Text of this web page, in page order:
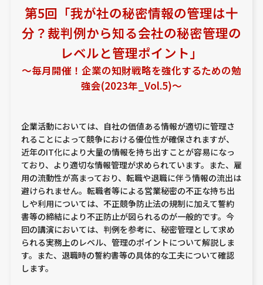
第5回「我が社の秘密情報の管理は十
分？裁判例から知る会社の秘密管理の
レベルと管理ポイント」
～毎月開催！企業の知財戦略を強化するための勉
強会(2023年_Vol.5)～
企業活動においては、自社の価値ある情報が適切に管理さ
れることによって競争における優位性が確保されますが、
近年のIT化により大量の情報を持ち出すことが容易になっ
ており、より適切な情報管理が求められています。また、雇
用の流動性が高まっており、転職や退職に伴う情報の流出は
避けられません。転職者等による営業秘密の不正な持ち出
しや利用については、不正競争防止法の規制に加えて誓約
書等の締結により不正防止が図られるのが一般的です。今
回の講演においては、判例を参考に、秘密管理として求め
られる実務上のレベル、管理のポイントについて解説しま
す。また、退職時の誓約書等の具体的な工夫について確認
します。